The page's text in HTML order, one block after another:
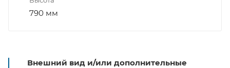
790 мм
Внешний вид и/или дополнительные